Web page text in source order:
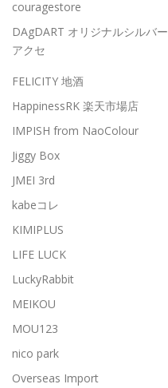
couragestore
DAgDART オリジナルシルバー
アクセ
FELICITY 地酒
HappinessRK 楽天市場店
IMPISH from NaoColour
Jiggy Box
JMEI 3rd
kabeコレ
KIMIPLUS
LIFE LUCK
LuckyRabbit
MEIKOU
MOU123
nico park
Overseas Import